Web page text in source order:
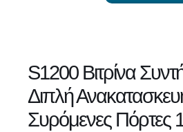
S1200 Βιτρίνα
Διπλή
Συρόμενες Πόρτες